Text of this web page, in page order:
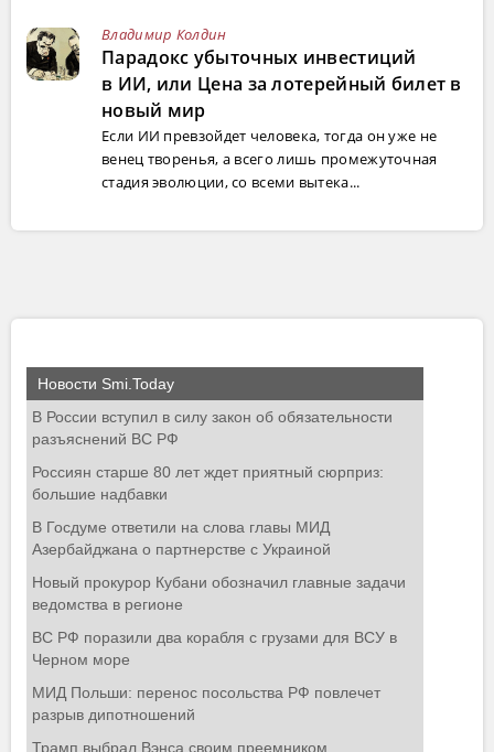
Владимир Колдин
Парадокс убыточных инвестиций
в ИИ, или Цена за лотерейный билет в
новый мир
Если ИИ превзойдет человека, тогда он уже не
венец творенья, а всего лишь промежуточная
стадия эволюции, со всеми вытека...